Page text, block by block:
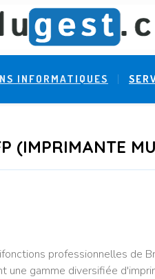
INFORMATIQUES
(IMPRIMANTE
professionnelles de
une gamme diversifiée